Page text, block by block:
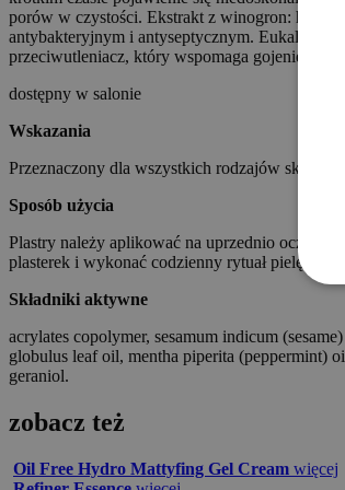
porów w czystości. Ekstrakt z winogron:
antybakteryjnym i antyseptycznym. Eukaliptus,
przeciwutleniacz, który wspomaga gojenie,
dostępny w salonie
Wskazania
Przeznaczony dla wszystkich rodzajów skóry.
Sposób użycia
Plastry należy aplikować na uprzednio
plasterek i wykonać codzienny rytuał
Składniki aktywne
acrylates copolymer, sesamum indicum
globulus leaf oil, mentha piperita (peppermint)
geraniol.
zobacz też
Oil Free Hydro Mattyfing Gel Cream więcej